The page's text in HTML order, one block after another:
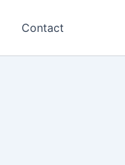
Contact